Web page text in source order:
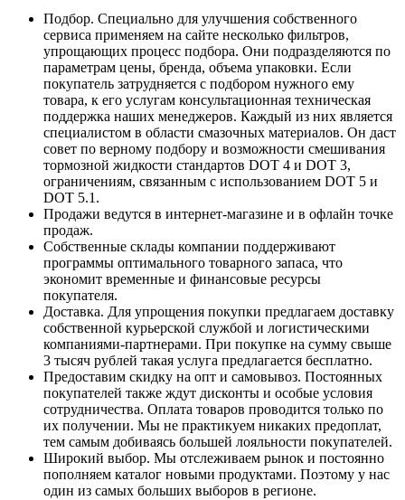
Подбор. Специально для улучшения собственного
сервиса применяем на сайте несколько фильтров,
упрощающих процесс подбора. Они подразделяются по
параметрам цены, бренда, объема упаковки. Если
покупатель затрудняется с подбором нужного ему
товара, к его услугам консультационная техническая
поддержка наших менеджеров. Каждый из них является
специалистом в области смазочных материалов. Он даст
совет по верному подбору и возможности смешивания
тормозной жидкости стандартов DOT 4 и DOT 3,
ограничениям, связанным с использованием DOT 5 и
DOT 5.1.
Продажи ведутся в интернет-магазине и в офлайн точке
продаж.
Собственные склады компании поддерживают
программы оптимального товарного запаса, что
экономит временные и финансовые ресурсы
покупателя.
Доставка. Для упрощения покупки предлагаем доставку
собственной курьерской службой и логистическими
компаниями-партнерами. При покупке на сумму свыше
3 тысяч рублей такая услуга предлагается бесплатно.
Предоставим скидку на опт и самовывоз. Постоянных
покупателей также ждут дисконты и особые условия
сотрудничества. Оплата товаров проводится только по
их получении. Мы не практикуем никаких предоплат,
тем самым добиваясь большей лояльности покупателей.
Широкий выбор. Мы отслеживаем рынок и постоянно
пополняем каталог новыми продуктами. Поэтому у нас
один из самых больших выборов в регионе.